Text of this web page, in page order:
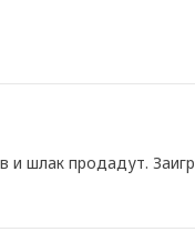
и шлак продадут.